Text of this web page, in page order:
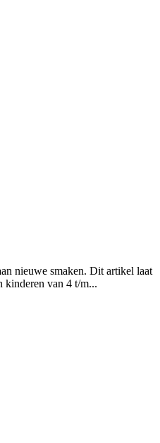
nieuwe smaken. Dit artikel laat
kinderen van 4 t/m...